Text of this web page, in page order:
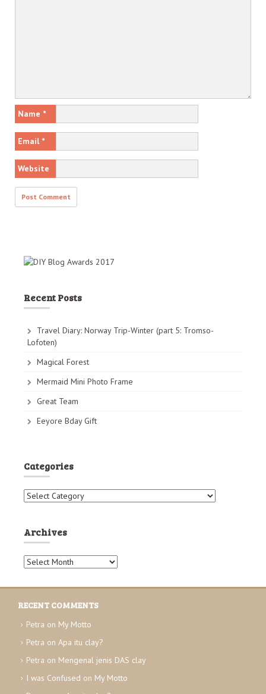
Name *
Email *
Website
Recent Posts
Travel Diary: Norway Trip-Winter (part 5: Tromso-
Lofoten)
Magical Forest
Mermaid Mini Photo Frame
Great Team
Eeyore Bday Gift
Categories
C
e
g
o
r
e
s
Archives
A
c
i
v
s
RECENT COMMENTS
Petra on My Motto
Petra on Apa itu clay?
Petra on Mengenal jenis DAS clay
I was Confused on My Motto